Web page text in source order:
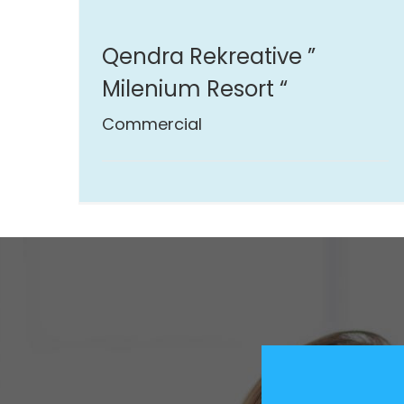
Qendra Rekreative ”
Milenium Resort “
Commercial